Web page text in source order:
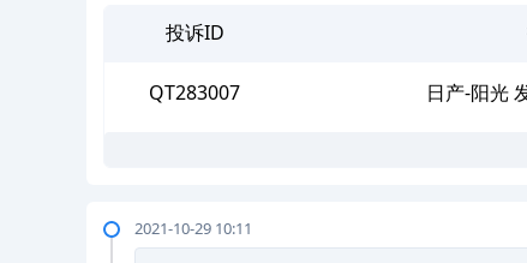
投诉ID
QT283007 日产-阳光
2021-10-29 10:11